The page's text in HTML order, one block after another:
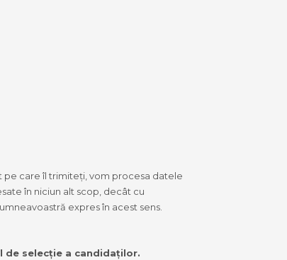
pe care îl trimiteți, vom procesa datele
în niciun alt scop, decât cu
expres în acest sens.
de selecție a candidaților.